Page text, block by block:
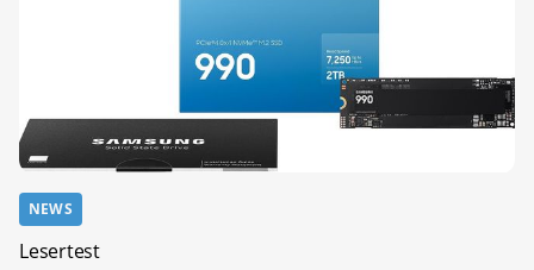
NEWS
Lesertest